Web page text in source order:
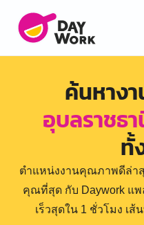
ค้นหาง
อุบลราชธ
ทั้
ตำแหน่งงานคุณภาพดีล่า
คุณที่สุด กับ Daywork แ
เร็วสุดใน 1 ชั่วโมง เ